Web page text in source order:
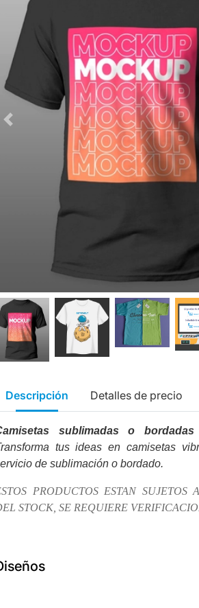
Descripción Detalles de precio
sublimadas o
tus ideas en camisetas
de sublimación o bordado.
PRODUCTOS ESTAN SUJETOS
STOCK, SE REQUIERE